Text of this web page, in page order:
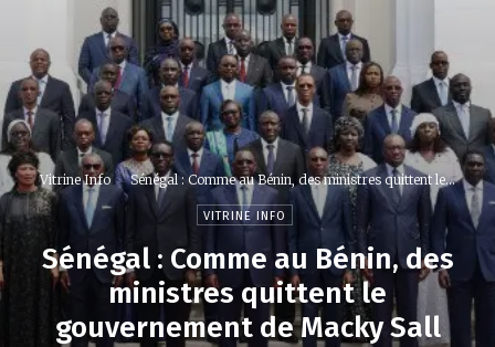
Vitrine Info Sénégal : Comme au Bénin, des ministres quittent le...
VITRINE INFO
Sénégal : Comme au Bénin, des
ministres quittent le
gouvernement de Macky Sall